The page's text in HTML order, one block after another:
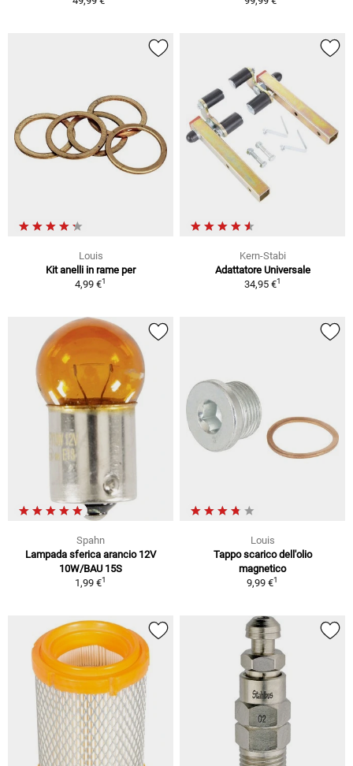
Louis
Kit anelli in rame per
4,99 €1
Kern-Stabi
Adattatore Universale
34,95 €1
Spahn
Lampada sferica arancio 12V
10W/BAU 15S
1,99 €1
Louis
Tappo scarico dell'olio
magnetico
9,99 €1